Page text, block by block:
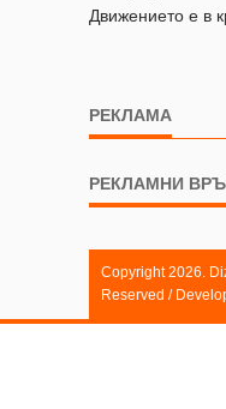
Движението е в
РЕКЛАМА
РЕКЛАМНИ
Copyright 2026.
Reserved /